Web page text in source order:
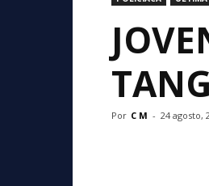
Por C M - 24 agosto,